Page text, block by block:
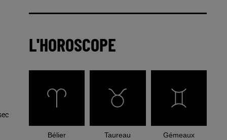
L'HOROSCOPE
Bélier Taureau Gémeaux